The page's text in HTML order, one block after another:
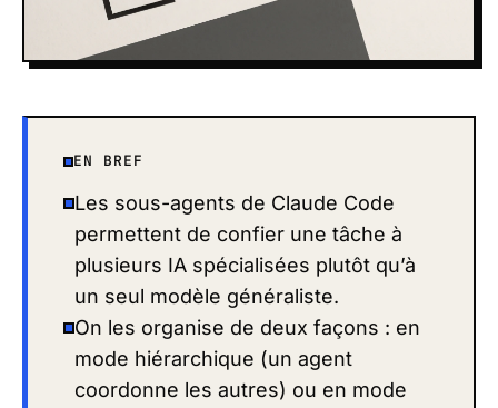
EN BREF
Les sous-agents de Claude Code
permettent de confier une tâche à
plusieurs IA spécialisées plutôt qu’à
un seul modèle généraliste.
On les organise de deux façons : en
mode hiérarchique (un agent
coordonne les autres) ou en mode